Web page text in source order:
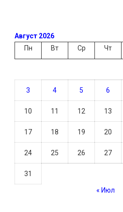
Август 2026
Пн
Вт Ср Чт
3 4 5 6
10 11 12 13
17 18 19 20
24 25 26 27
31
« Июл